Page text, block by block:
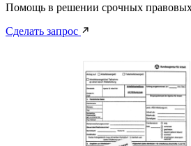
Помощь в решении срочных правовых
Сделать запрос